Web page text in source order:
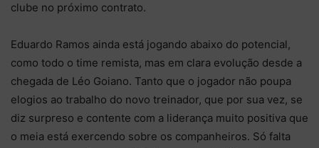
clube no próximo contrato.
Eduardo Ramos ainda está jogando abaixo do potencial,
como todo o time remista, mas em clara evolução desde a
chegada de Léo Goiano. Tanto que o jogador não poupa
elogios ao trabalho do novo treinador, que por sua vez, se
diz surpreso e contente com a liderança muito positiva que
o meia está exercendo sobre os companheiros. Só falta